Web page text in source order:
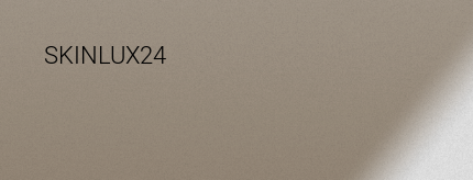
SKINLUX24